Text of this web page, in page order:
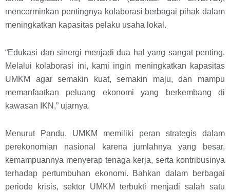
mencerminkan pentingnya kolaborasi berbagai pihak dalam
meningkatkan kapasitas pelaku usaha lokal.
“Edukasi dan sinergi menjadi dua hal yang sangat penting.
Melalui kolaborasi ini, kami ingin meningkatkan kapasitas
UMKM agar semakin kuat, semakin maju, dan mampu
memanfaatkan peluang ekonomi yang berkembang di
kawasan IKN,” ujarnya.
Menurut Pandu, UMKM memiliki peran strategis dalam
perekonomian nasional karena jumlahnya yang besar,
kemampuannya menyerap tenaga kerja, serta kontribusinya
terhadap pertumbuhan ekonomi. Bahkan dalam berbagai
periode krisis, sektor UMKM terbukti menjadi salah satu